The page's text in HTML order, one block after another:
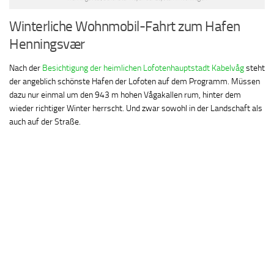
Winterliche Wohnmobil-Fahrt zum Hafen
Henningsvær
Nach der Besichtigung der heimlichen Lofotenhauptstadt Kabelvågsteht
der angeblich schönste Hafen der Lofoten auf dem Programm. Müssen
dazu nur einmal um den 943 m hohen Vågakallen rum, hinter dem
wieder richtiger Winter herrscht. Und zwar sowohl in der Landschaft als
auch auf der Straße.